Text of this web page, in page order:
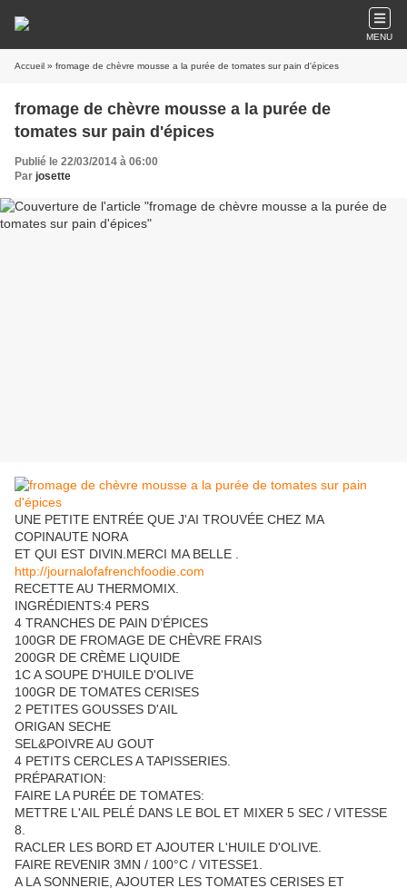
MENU
Accueil » fromage de chèvre mousse a la purée de tomates sur pain d'épices
fromage de chèvre mousse a la purée de
tomates sur pain d'épices
Publié le 22/03/2014 à 06:00
Par josette
UNE PETITE ENTRÉE QUE J'AI TROUVÉE CHEZ MA
COPINAUTE NORA
ET QUI EST DIVIN.MERCI MA BELLE .
http://journalofafrenchfoodie.com
RECETTE AU THERMOMIX.
INGRÉDIENTS:4 PERS
4 TRANCHES DE PAIN D’ÉPICES
100GR DE FROMAGE DE CHÈVRE FRAIS
200GR DE CRÈME LIQUIDE
1C A SOUPE D'HUILE D'OLIVE
100GR DE TOMATES CERISES
2 PETITES GOUSSES D'AIL
ORIGAN SECHE
SEL&POIVRE AU GOUT
4 PETITS CERCLES A TAPISSERIES.
PRÉPARATION:
FAIRE LA PURÉE DE TOMATES:
METTRE L'AIL PELÉ DANS LE BOL ET MIXER 5 SEC / VITESSE
8.
RACLER LES BORD ET AJOUTER L'HUILE D'OLIVE.
FAIRE REVENIR 3MN / 100°C / VITESSE1.
A LA SONNERIE, AJOUTER LES TOMATES CERISES ET